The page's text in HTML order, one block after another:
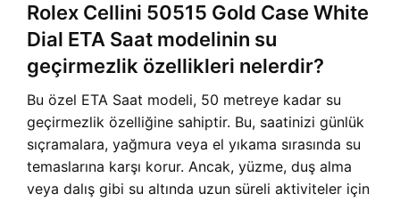
Rolex Cellini 50515 Gold Case White
Dial ETA Saat modelinin su
geçirmezlik özellikleri nelerdir?
Bu özel ETA Saat modeli, 50 metreye kadar su
geçirmezlik özelliğine sahiptir. Bu, saatinizi günlük
sıçramalara, yağmura veya el yıkama sırasında su
temaslarına karşı korur. Ancak, yüzme, duş alma
veya dalış gibi su altında uzun süreli aktiviteler için